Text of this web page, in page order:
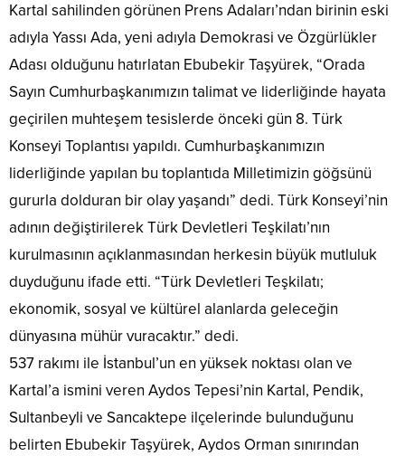
Kartal sahilinden görünen Prens Adaları’ndan birinin eski
adıyla Yassı Ada, yeni adıyla Demokrasi ve Özgürlükler
Adası olduğunu hatırlatan Ebubekir Taşyürek, “Orada
Sayın Cumhurbaşkanımızın talimat ve liderliğinde hayata
geçirilen muhteşem tesislerde önceki gün 8. Türk
Konseyi Toplantısı yapıldı. Cumhurbaşkanımızın
liderliğinde yapılan bu toplantıda Milletimizin göğsünü
gururla dolduran bir olay yaşandı” dedi. Türk Konseyi’nin
adının değiştirilerek Türk Devletleri Teşkilatı’nın
kurulmasının açıklanmasından herkesin büyük mutluluk
duyduğunu ifade etti. “Türk Devletleri Teşkilatı;
ekonomik, sosyal ve kültürel alanlarda geleceğin
dünyasına mühür vuracaktır.” dedi.
537 rakımı ile İstanbul’un en yüksek noktası olan ve
Kartal’a ismini veren Aydos Tepesi’nin Kartal, Pendik,
Sultanbeyli ve Sancaktepe ilçelerinde bulunduğunu
belirten Ebubekir Taşyürek, Aydos Orman sınırından